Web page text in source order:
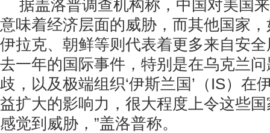
据盖洛普调查机构称，中国对美国
意味着经济层面的威胁，而其他国家
伊拉克、朝鲜等则代表着更多来自安
去一年的国际事件，特别是在乌克兰
歧，以及极端组织‘伊斯兰国’（IS）在
益扩大的影响力，很大程度上令这些
感觉到威胁，”盖洛普称。